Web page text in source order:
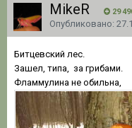
MikeR 29
Опубликовано:
Битцевский лес.
Зашел, типа, за грибами.
Фламмулина не обильна,